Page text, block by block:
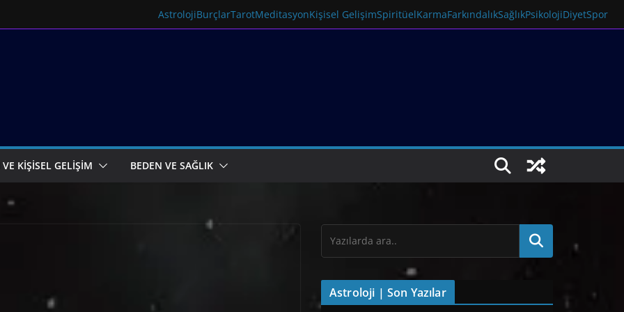
AstrolojiBurçlarTarotMeditasyonKişisel GelişimSpiritüelKarmaFarkındalıkSağlıkPsikolojiDiyetSpor
KİŞİSEL GELİŞİM BEDEN VE SAĞLIK
Astroloji | Son Yazılar